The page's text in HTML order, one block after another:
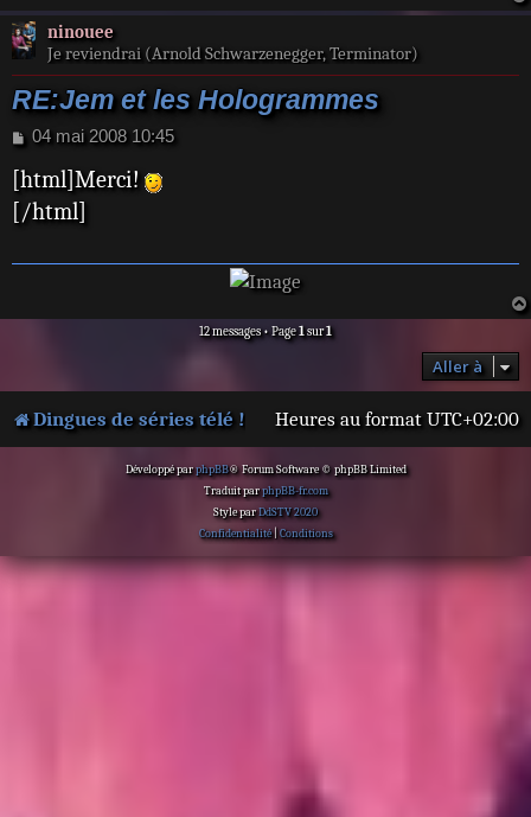
e
ninouee
Je reviendrai (Arnold Schwarzenegger, Terminator)
RE:Jem et les Hologrammes
M
s
s
a
e
04 mai 2008 10:45
[html]Merci!
[/html]
12 messages • Page1sur1
Aller à
Dingues de séries télé ! Heures au format UTC+02:00
Développé parphpBB® Forum Software © phpBB Limited
Traduit parphpBB-fr.com
Style parDdSTV 2020
Confidentialité|Conditions